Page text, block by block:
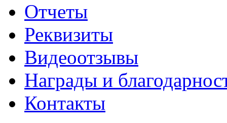
Отчеты
Реквизиты
Видеоотзывы
Награды и
Контакты